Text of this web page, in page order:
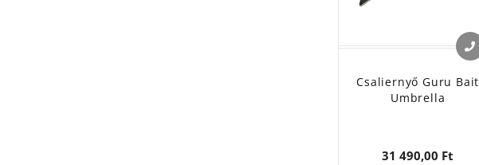
Csaliernyő Guru Bait
Umbrella
31 490,00 Ft